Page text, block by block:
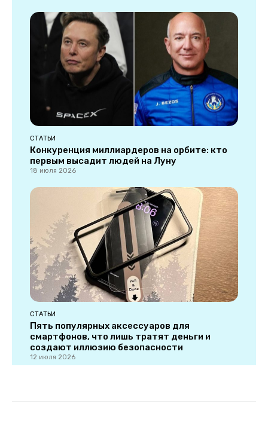
СТАТЬИ
Конкуренция миллиардеров на орбите: кто
первым высадит людей на Луну
18 июля 2026
СТАТЬИ
Пять популярных аксессуаров для
смартфонов, что лишь тратят деньги и
создают иллюзию безопасности
12 июля 2026